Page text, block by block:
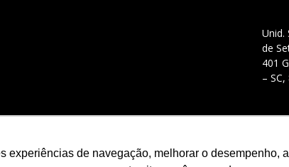
experiências de navegação, melhorar o
Unid.
de
401
–